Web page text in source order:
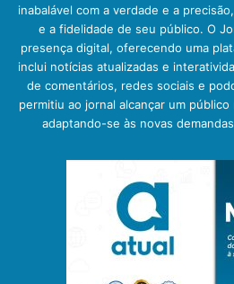
inabalável com a verdade e a
e a fidelidade de seu público. O
presença digital, oferecendo uma
inclui notícias atualizadas e
de comentários, redes sociais e
permitiu ao jornal alcançar um
adaptando-se às novas